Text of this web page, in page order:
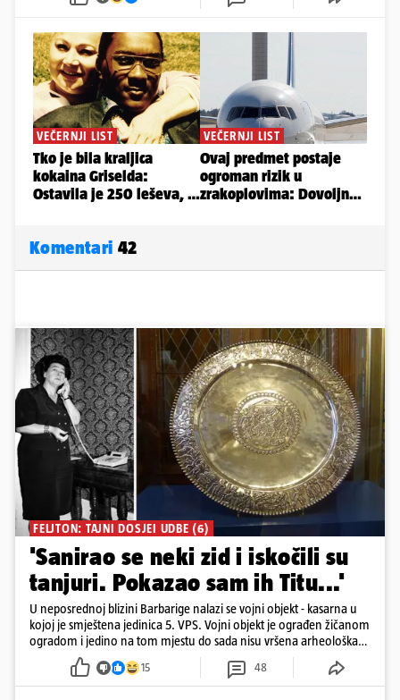
Komentari 42
FELJTON: TAJNI DOSJEI UDBE (6)
'Sanirao se neki zid i iskočili su
tanjuri. Pokazao sam ih Titu...'
U neposrednoj blizini Barbarige nalazi se vojni objekt - kasarna u
kojoj je smještena jedinica 5. VPS. Vojni objekt je ograđen žičanom
ogradom i jedino na tom mjestu do sada nisu vršena arheološka
istraživanja
15 48